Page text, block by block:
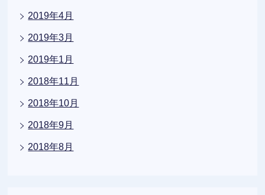
2019年4月
2019年3月
2019年1月
2018年11月
2018年10月
2018年9月
2018年8月